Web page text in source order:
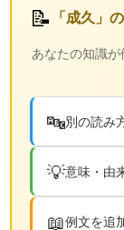
📝 「成久」
あなたの知識
🔤別の読み
💡意味・由
📖例文を追